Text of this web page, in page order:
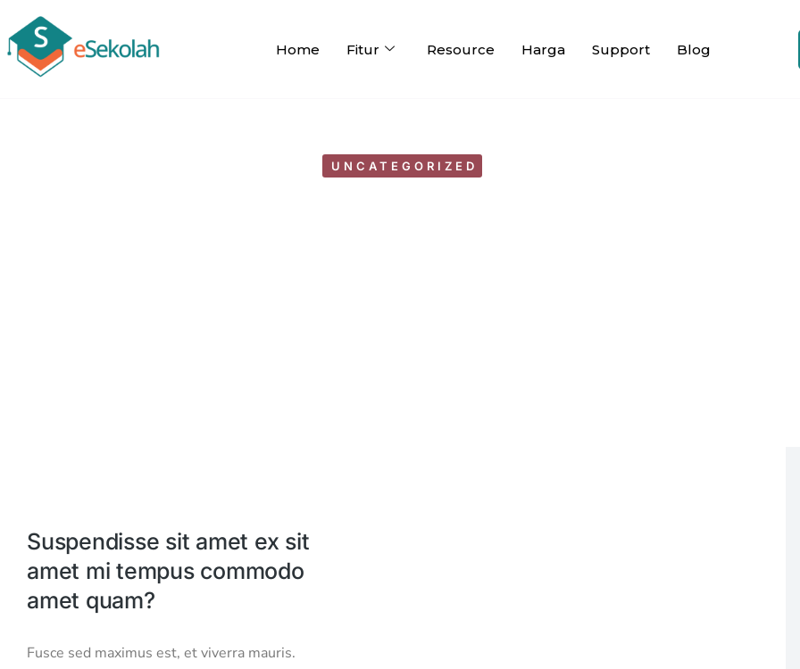
Home Fitur Resource Harga Support Blog
UNCATEGORIZED
Suspendisse sit amet ex sit
amet mi tempus commodo
amet quam?
Fusce sed maximus est, et viverra mauris.